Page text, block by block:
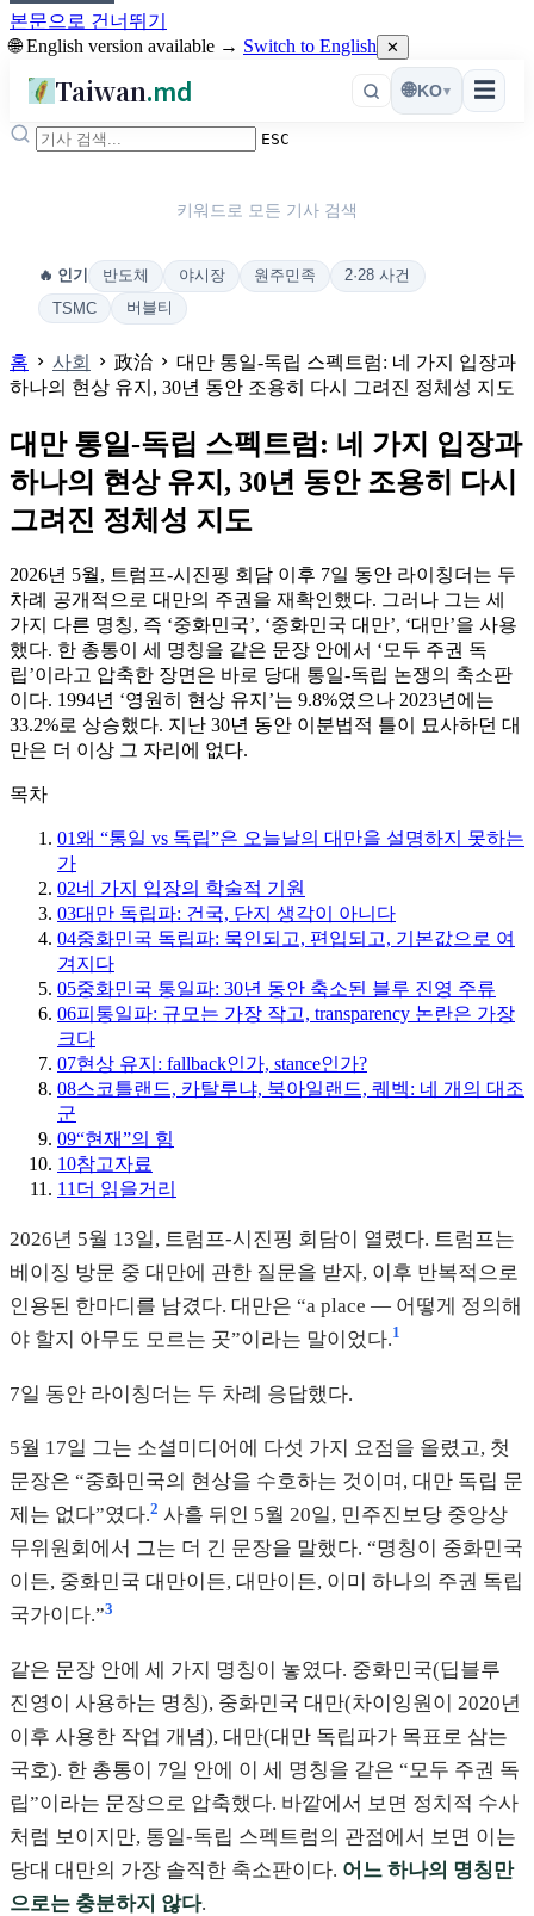
본문으로 건너뛰기
🌐 English version available → Switch to English ✕
Taiwan.md ☰
🌐KO▾
ESC
키워드로 모든 기사 검색
🔥 인기 반도체 야시장 원주민족
2·28 사건
TSMC
버블티
홈 사회 政治
대만 통일-독립 스펙트럼: 네 가지 입장과
하나의 현상 유지, 30년 동안 조용히 다시 그려진 정체성 지도
대만 통일-독립 스펙트럼: 네 가지 입장과
하나의 현상 유지, 30년 동안 조용히 다시
그려진 정체성 지도
2026년 5월, 트럼프-시진핑 회담 이후 7일 동안 라이칭더는 두
차례 공개적으로 대만의 주권을 재확인했다. 그러나 그는 세
가지 다른 명칭, 즉 ‘중화민국’, ‘중화민국 대만’, ‘대만’을 사용
했다. 한 총통이 세 명칭을 같은 문장 안에서 ‘모두 주권 독
립’이라고 압축한 장면은 바로 당대 통일-독립 논쟁의 축소판
이다. 1994년 ‘영원히 현상 유지’는 9.8%였으나 2023년에는
33.2%로 상승했다. 지난 30년 동안 이분법적 틀이 묘사하던 대
만은 더 이상 그 자리에 없다.
목차
01왜 “통일 vs 독립”은 오늘날의 대만을 설명하지 못하는
가
02네 가지 입장의 학술적 기원
03대만 독립파: 건국, 단지 생각이 아니다
04중화민국 독립파: 묵인되고, 편입되고, 기본값으로 여
겨지다
05중화민국 통일파: 30년 동안 축소된 블루 진영 주류
06피통일파: 규모는 가장 작고, transparency 논란은 가장
크다
07현상 유지: fallback인가, stance인가?
08스코틀랜드, 카탈루냐, 북아일랜드, 퀘벡: 네 개의 대조
군
09“현재”의 힘
10참고자료
11 더 읽을거리
2026년 5월 13일, 트럼프-시진핑 회담이 열렸다. 트럼프는
베이징 방문 중 대만에 관한 질문을 받자, 이후 반복적으로
인용된 한마디를 남겼다. 대만은 “a place — 어떻게 정의해
야 할지 아무도 모르는 곳”이라는 말이었다.1
7일 동안 라이칭더는 두 차례 응답했다.
5월 17일 그는 소셜미디어에 다섯 가지 요점을 올렸고, 첫
문장은 “중화민국의 현상을 수호하는 것이며, 대만 독립 문
제는 없다”였다.2 사흘 뒤인 5월 20일, 민주진보당 중앙상
무위원회에서 그는 더 긴 문장을 말했다. “명칭이 중화민국
이든, 중화민국 대만이든, 대만이든, 이미 하나의 주권 독립
국가이다.”3
같은 문장 안에 세 가지 명칭이 놓였다. 중화민국(딥블루
진영이 사용하는 명칭), 중화민국 대만(차이잉원이 2020년
이후 사용한 작업 개념), 대만(대만 독립파가 목표로 삼는
국호). 한 총통이 7일 안에 이 세 명칭을 같은 “모두 주권 독
립”이라는 문장으로 압축했다. 바깥에서 보면 정치적 수사
처럼 보이지만, 통일-독립 스펙트럼의 관점에서 보면 이는
당대 대만의 가장 솔직한 축소판이다. 어느 하나의 명칭만
으로는 충분하지 않다.